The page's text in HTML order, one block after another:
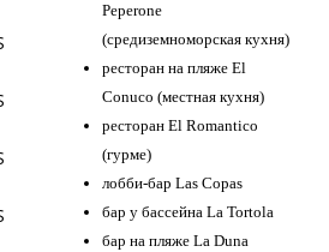
Peperone
(средиземноморская кухня)
ресторан на пляже El
Conuco (местная кухня)
ресторан El Romantico
(гурме)
лобби-бар Las Copas
бар у бассейна La Tortola
бар на пляже La Duna